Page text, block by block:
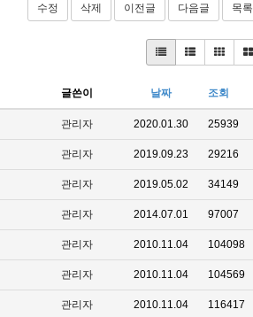
수정 삭제 이전글 다음글 목록
글쓴이 날짜 조회
관리자 2020.01.30 25939
관리자 2019.09.23 29216
관리자 2019.05.02 34149
관리자 2014.07.01 97007
관리자 2010.11.04 104098
관리자 2010.11.04 104569
관리자 2010.11.04 116417